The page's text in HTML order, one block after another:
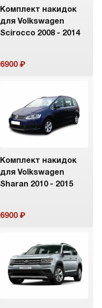
Комплект накидок
для Volkswagen
Scirocco 2008 - 2014
6900
Комплект накидок
для Volkswagen
Sharan 2010 - 2015
6900